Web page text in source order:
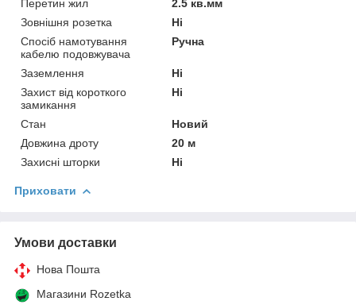
Перетин жил
2.5 кв.мм
Зовнішня розетка
Ні
Спосіб намотування
кабелю подовжувача
Ручна
Заземлення
Ні
Захист від короткого
замикання
Ні
Стан
Новий
Довжина дроту
20 м
Захисні шторки
Ні
Приховати
Умови доставки
Нова Пошта
Магазини Rozetka